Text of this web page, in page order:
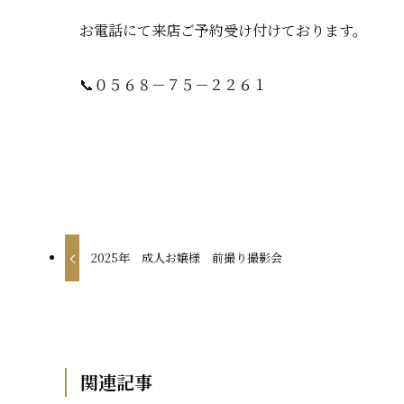
お電話にて来店ご予約受け付けております。
📞０５６８－７５－２２６１
2025年 成人お嬢様 前撮り撮影会
関連記事